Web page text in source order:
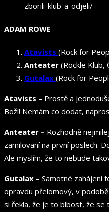
zborili-klub-a-odjeli/
ADAM ROWE
Atavists (Rock for
Anteater (Rockle Klub,
Gutalax (Rock for
Atavists – Prostě a
Boží! Nemám co dodat,
Anteater – Rozhodně
zamilovaní na první poslech.
Ale myslím, že to nebude
Gutalax – Samotné zahájení
opravdu přelomový, v
si řekla, že je to blbost, že se